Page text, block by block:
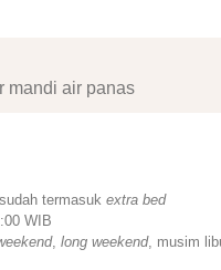
mandi air panas
termasuk extra bed
WIB
, long weekend, musim